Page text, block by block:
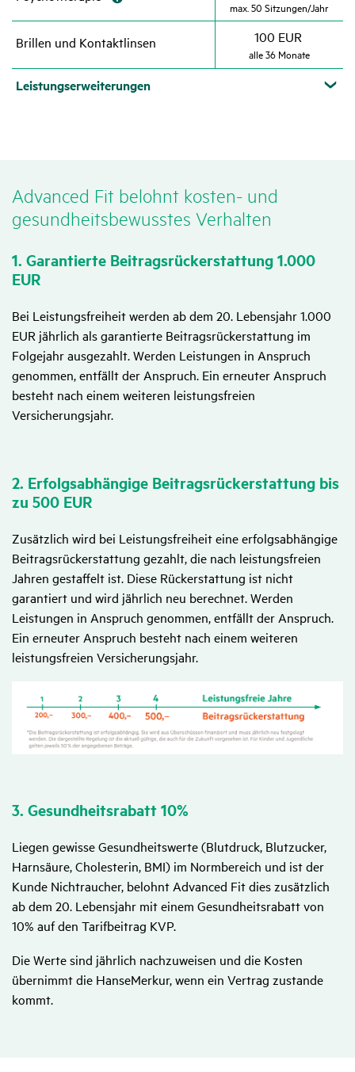
max. 50 Sitzungen/​​Jahr
Brillen und Kontakt­linsen 100 EUR
alle 36 Monate
Leis­tungs­er­wei­te­rungen
Advanced Fit belohnt kosten- und
gesund­heits­be­wusstes Verhalten
1. Garan­tierte Beitrags­rück­erstat­tung 1.000
EUR
Bei Leistungsfreiheit werden ab dem 20. Lebensjahr 1.000
EUR jährlich als garantierte Beitragsrückerstattung im
Folgejahr ausgezahlt. Werden Leistungen in Anspruch
genommen, entfällt der Anspruch. Ein erneuter Anspruch
besteht nach einem weiteren leistungsfreien
Versicherungsjahr.
2. Erfolgs­ab­hän­gige Beitrags­rück­erstat­tung bis
zu 500 EUR
Zusätzlich wird bei Leistungsfreiheit eine erfolgsabhängige
Beitragsrückerstattung gezahlt, die nach leistungsfreien
Jahren gestaffelt ist. Diese Rückerstattung ist nicht
garantiert und wird jährlich neu berechnet. Werden
Leistungen in Anspruch genommen, entfällt der Anspruch.
Ein erneuter Anspruch besteht nach einem weiteren
leistungsfreien Versicherungsjahr.
3. Gesund­heits­ra­batt 10%
Liegen gewisse Gesundheitswerte (Blutdruck, Blutzucker,
Harnsäure, Cholesterin, BMI) im Normbereich und ist der
Kunde Nichtraucher, belohnt Advanced Fit dies zusätzlich
ab dem 20. Lebensjahr mit einem Gesundheitsrabatt von
10% auf den Tarifbeitrag KVP.
Die Werte sind jährlich nachzuweisen und die Kosten
übernimmt die HanseMerkur, wenn ein Vertrag zustande
kommt.